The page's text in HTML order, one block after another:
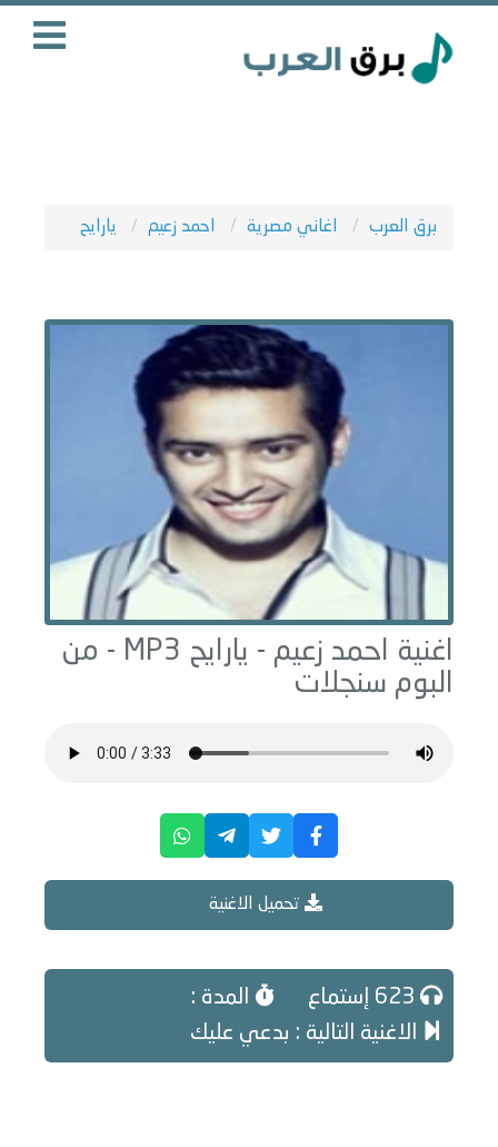
برق العرب اغاني مصرية احمد زعيم يارايح
اغنية احمد زعيم - يارايح
MP3 - من
البوم سنجلات
تحميل الاغنية
المدة :
الاغنية التالية : بدعي عليك